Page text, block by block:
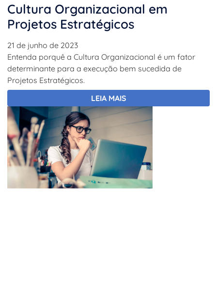
Cultura Organizacional em
Projetos Estratégicos
21 de junho de 2023
Entenda porquê a Cultura Organizacional é um fator
determinante para a execução bem sucedida de
Projetos Estratégicos.
LEIA MAIS